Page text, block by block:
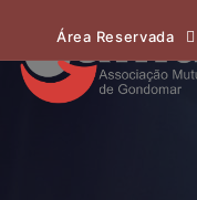
Área Reservada